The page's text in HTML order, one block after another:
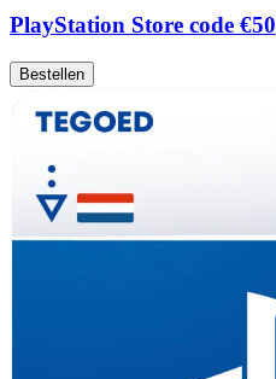
PlayStation Store code €50
Bestellen